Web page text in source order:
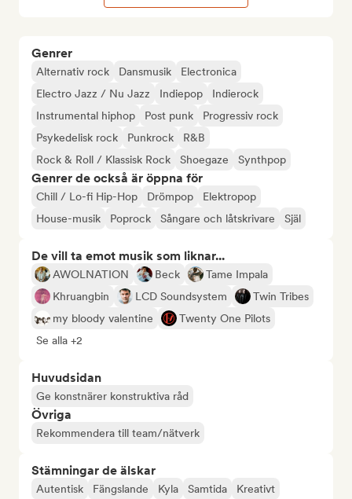
Genrer
Alternativ rock Dansmusik
Electronica
Electro Jazz / Nu Jazz
Indiepop
Indierock
Instrumental hiphop
Post punk
Progressiv rock
Psykedelisk rock
Punkrock
R&B
Rock & Roll / Klassisk Rock
Shoegaze Synthpop
Genrer de också är öppna för
Chill / Lo-fi Hip-Hop Drömpop
Elektropop
House-musik
Poprock Sångare och låtskrivare Själ
De vill ta emot musik som liknar...
AWOLNATION Beck
Tame Impala
Khruangbin
LCD Soundsystem
Twin Tribes
my bloody valentine
Twenty One Pilots
Se alla +2
Huvudsidan
Ge konstnärer konstruktiva råd
Övriga
Rekommendera till team/nätverk
Stämningar de älskar
Autentisk Fängslande Kyla Samtida
Kreativt